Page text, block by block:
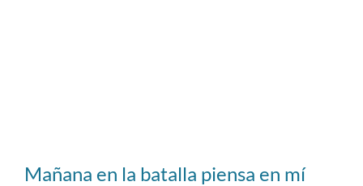
Mañana en la batalla piensa en mí